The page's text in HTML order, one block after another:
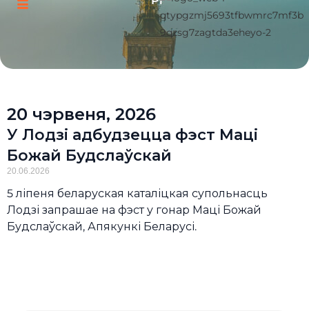
20 чэрвеня, 2026
У Лодзі адбудзецца фэст Маці
Божай Будслаўскай
20.06.2026
5 ліпеня беларуская каталіцкая супольнасць
Лодзі запрашае на фэст у гонар Маці Божай
Будслаўскай, Апякункі Беларусі.